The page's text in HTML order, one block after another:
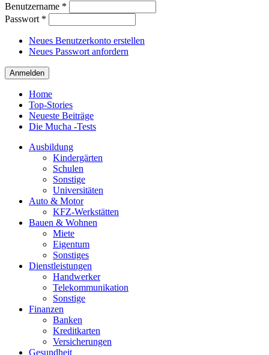
Benutzername *
Passwort *
Neues Benutzerkonto erstellen
Neues Passwort anfordern
Home
Top-Stories
Neueste Beiträge
Die Mucha -Tests
Ausbildung
Kindergärten
Schulen
Sonstige
Universitäten
Auto & Motor
KFZ-Werkstätten
Bauen & Wohnen
Miete
Eigentum
Sonstiges
Dienstleistungen
Handwerker
Telekommunikation
Sonstige
Finanzen
Banken
Kreditkarten
Versicherungen
Gesundheit